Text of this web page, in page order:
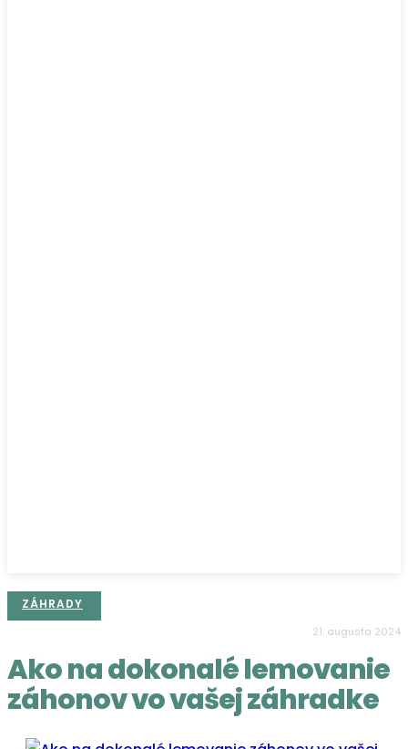
ZÁHRADY
21. augusta 2024
Ako na dokonalé lemovanie
záhonov vo vašej záhradke